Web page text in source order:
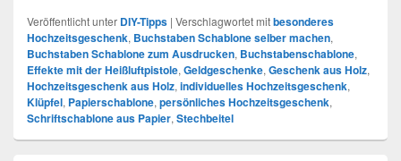
Veröffentlicht unter DIY-Tipps | Verschlagwortet mitbesonderes
Hochzeitsgeschenk, Buchstaben Schablone selber machen,
Buchstaben Schablone zum Ausdrucken, Buchstabenschablone,
Effekte mit der Heißluftpistole, Geldgeschenke, Geschenk aus Holz,
Hochzeitsgeschenk aus Holz, individuelles Hochzeitsgeschenk,
Klüpfel, Papierschablone, persönliches Hochzeitsgeschenk,
Schriftschablone aus Papier, Stechbeitel